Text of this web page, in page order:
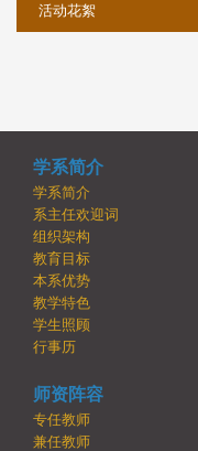
活动花絮
学系简介
学系简介
系主任欢迎词
组织架构
教育目标
本系优势
教学特色
学生照顾
行事历
师资阵容
专任教师
兼任教师